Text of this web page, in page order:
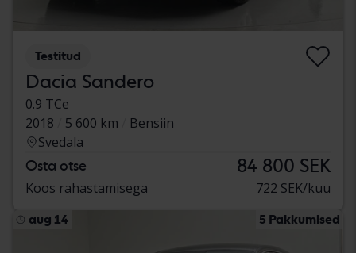
Testitud
Dacia Sandero
0.9 TCe
2018
5 600 km
Bensiin
Svedala
Osta otse 84 800 SEK
Koos rahastamisega 722 SEK/kuu
aug 14 5 Pakkumised